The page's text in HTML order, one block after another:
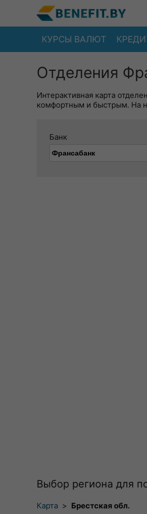
КУРСЫ ВАЛЮТ
Отделения
Интерактивная карта
комфортным и быстрым. На
Банк
Выбор региона для
Карта > Брестская обл.